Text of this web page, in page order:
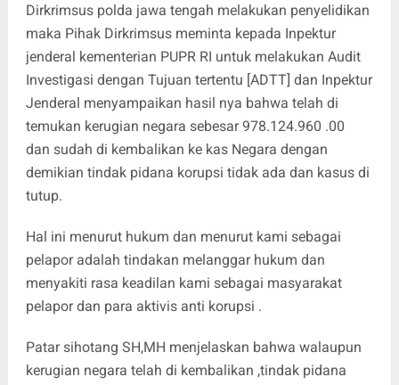
Dirkrimsus polda jawa tengah melakukan penyelidikan
maka Pihak Dirkrimsus meminta kepada Inpektur
jenderal kementerian PUPR RI untuk melakukan Audit
Investigasi dengan Tujuan tertentu [ADTT] dan Inpektur
Jenderal menyampaikan hasil nya bahwa telah di
temukan kerugian negara sebesar 978.124.960 .00
dan sudah di kembalikan ke kas Negara dengan
demikian tindak pidana korupsi tidak ada dan kasus di
tutup.
Hal ini menurut hukum dan menurut kami sebagai
pelapor adalah tindakan melanggar hukum dan
menyakiti rasa keadilan kami sebagai masyarakat
pelapor dan para aktivis anti korupsi .
Patar sihotang SH,MH menjelaskan bahwa walaupun
kerugian negara telah di kembalikan ,tindak pidana